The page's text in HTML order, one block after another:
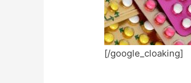
[/google_cloaking]